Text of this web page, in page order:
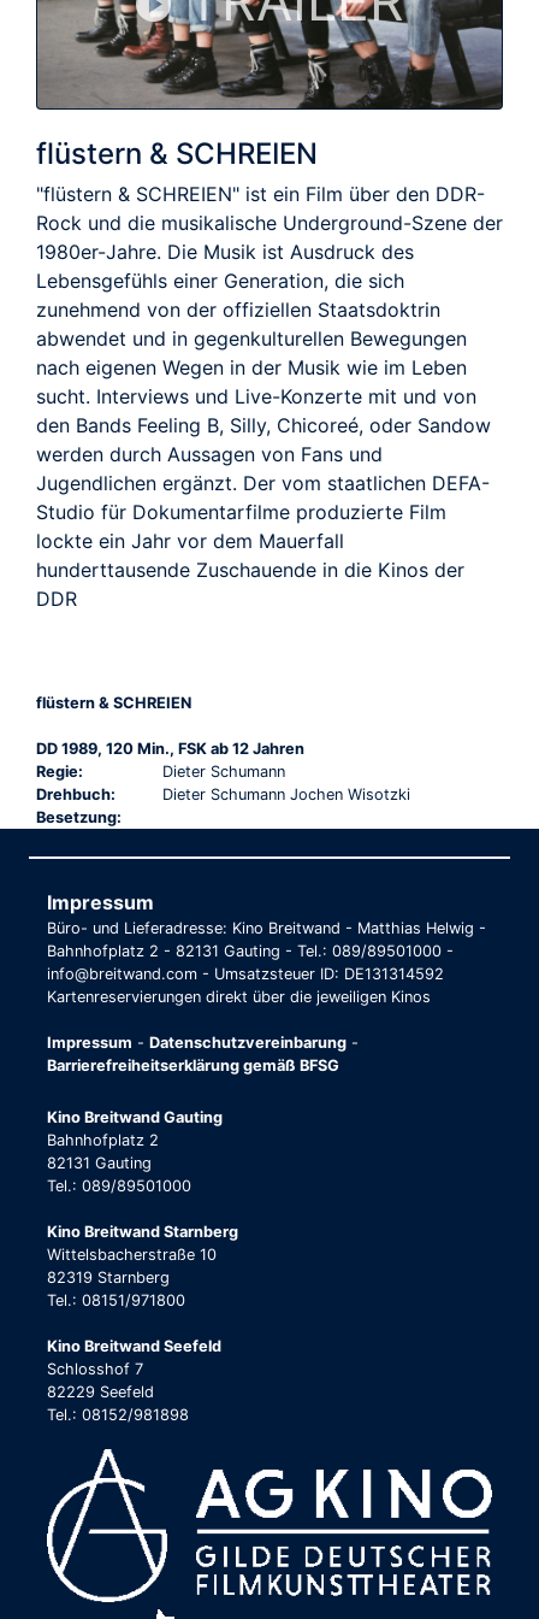
flüstern & SCHREIEN
"flüstern & SCHREIEN" ist ein Film über den DDR-
Rock und die musikalische Underground-Szene der
1980er-Jahre. Die Musik ist Ausdruck des
Lebensgefühls einer Generation, die sich
zunehmend von der offiziellen Staatsdoktrin
abwendet und in gegenkulturellen Bewegungen
nach eigenen Wegen in der Musik wie im Leben
sucht. Interviews und Live-Konzerte mit und von
den Bands Feeling B, Silly, Chicoreé, oder Sandow
werden durch Aussagen von Fans und
Jugendlichen ergänzt. Der vom staatlichen DEFA-
Studio für Dokumentarfilme produzierte Film
lockte ein Jahr vor dem Mauerfall
hunderttausende Zuschauende in die Kinos der
DDR
flüstern & SCHREIEN
DD 1989, 120 Min., FSK ab 12 Jahren
Regie:
Dieter Schumann
Drehbuch:
Dieter Schumann Jochen Wisotzki
Besetzung:
Impressum
Büro- und Lieferadresse: Kino Breitwand - Matthias Helwig -
Bahnhofplatz 2 - 82131 Gauting - Tel.: 089/89501000 -
info@breitwand.com - Umsatzsteuer ID: DE131314592
Kartenreservierungen direkt über die jeweiligen Kinos
Impressum - Datenschutzvereinbarung -
Barrierefreiheitserklärung gemäß BFSG
Kino Breitwand Gauting
Bahnhofplatz 2
82131 Gauting
Tel.: 089/89501000
Kino Breitwand Starnberg
Wittelsbacherstraße 10
82319 Starnberg
Tel.: 08151/971800
Kino Breitwand Seefeld
Schlosshof 7
82229 Seefeld
Tel.: 08152/981898